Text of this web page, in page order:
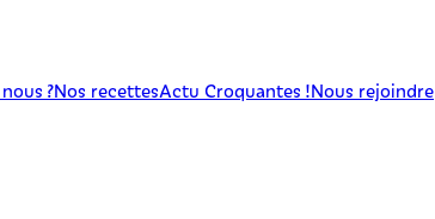
?Nos recettesActu Croquantes !Nous rejoindre